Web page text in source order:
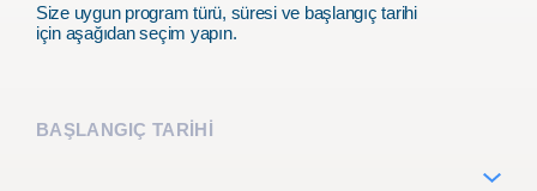
Size uygun program türü, süresi ve başlangıç tarihi
için aşağıdan seçim yapın.
BAŞLANGIÇ TARİHİ